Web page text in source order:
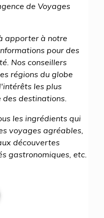
de Voyages
apporter à notre
pour des
Nos conseillers
régions du globe
les plus
des destinations.
les ingrédients qui
voyages agréables,
découvertes
gastronomiques, etc.